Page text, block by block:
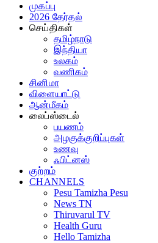
முகப்பு
2026 தேர்தல்
செய்திகள்
தமிழ்நாடு
இந்தியா
உலகம்
வணிகம்
சினிமா
விளையாட்டு
ஆன்மீகம்
லைப்ஸ்டைல்
பயணம்
அழகுக்குறிப்புகள்
உணவு
ஃபிட்னஸ்
குற்றம்
CHANNELS
Pesu Tamizha Pesu
News TN
Thiruvarul TV
Health Guru
Hello Tamizha